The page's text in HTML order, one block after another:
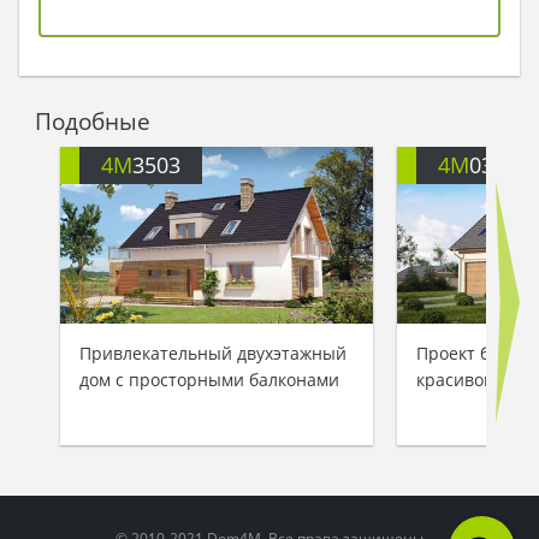
Подобные
4M3503
Привлекательный двухэтажный
дом с просторными балконами
4M035A
Проект
красивой